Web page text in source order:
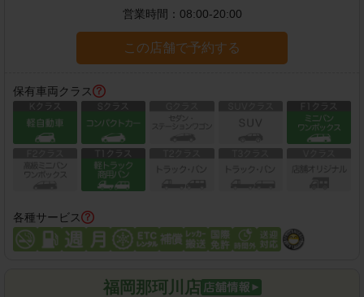
営業時間： 08:00-20:00
この店舗で予約する
保有車両クラス
各種サービス
福岡那珂川店